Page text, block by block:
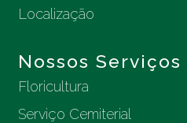
Localização
Nossos Serviços
Floricultura
Serviço Cemiterial